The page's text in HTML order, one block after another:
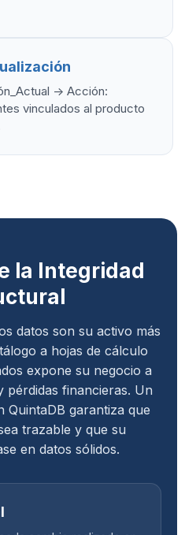
-> Acción:
vinculados al producto
la Integridad
datos son su activo más
a hojas de cálculo
expone su negocio a
pérdidas financieras. Un
garantiza que
trazable y que su
en datos sólidos.